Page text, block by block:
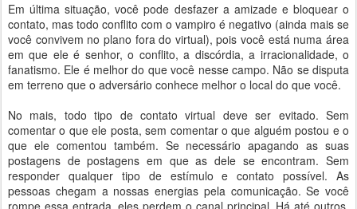
Em última situação, você pode desfazer a amizade e bloquear o
contato, mas todo conflito com o vampiro é negativo (ainda mais se
você convivem no plano fora do virtual), pois você está numa área
em que ele é senhor, o conflito, a discórdia, a irracionalidade, o
fanatismo. Ele é melhor do que você nesse campo. Não se disputa
em terreno que o adversário conhece melhor o local do que você.
No mais, todo tipo de contato virtual deve ser evitado. Sem
comentar o que ele posta, sem comentar o que alguém postou e o
que ele comentou também. Se necessário apagando as suas
postagens de postagens em que as dele se encontram. Sem
responder qualquer tipo de estímulo e contato possível. As
pessoas chegam a nossas energias pela comunicação. Se você
rompe essa entrada, eles perdem o canal principal. Há até outros,